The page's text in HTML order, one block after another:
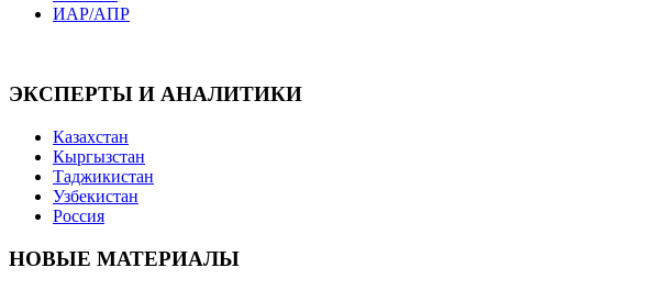
ИАР/АПР
ЭКСПЕРТЫ И АНАЛИТИКИ
Казахстан
Кыргызстан
Таджикистан
Узбекистан
Россия
НОВЫЕ МАТЕРИАЛЫ